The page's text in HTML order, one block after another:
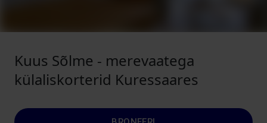
Kuus Sõlme - merevaatega
külaliskorterid Kuressaares